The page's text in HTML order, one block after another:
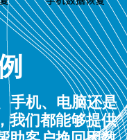
手机、电脑还是
我们都能够提供